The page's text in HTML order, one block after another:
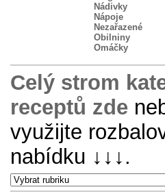
Nádivky
Nápoje
Nezařazené
Obilniny
Omáčky
Celý strom
receptů zde
využijte
nabídku ↓↓↓.